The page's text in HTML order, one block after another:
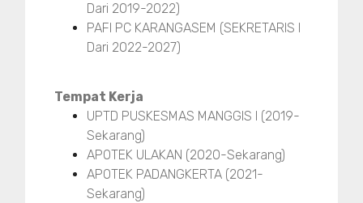
Dari 2019-2022)
PAFI PC KARANGASEM (SEKRETARIS I
Dari 2022-2027)
Tempat Kerja
UPTD PUSKESMAS MANGGIS I (2019-
Sekarang)
APOTEK ULAKAN (2020-Sekarang)
APOTEK PADANGKERTA (2021-
Sekarang)